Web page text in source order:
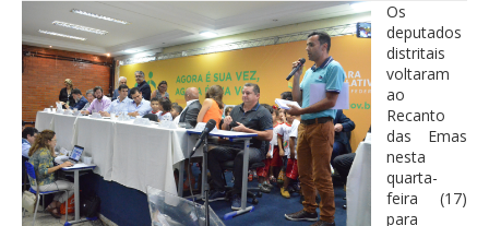
Os
deputados
distritais
voltaram
ao
Recanto
das Emas
nesta
quarta-
feira (17)
para